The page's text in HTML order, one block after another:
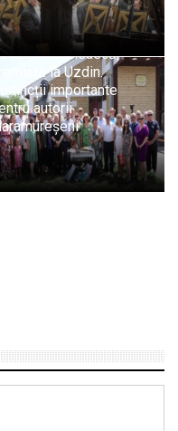
românească,
la Uzdin.
importante
autorii